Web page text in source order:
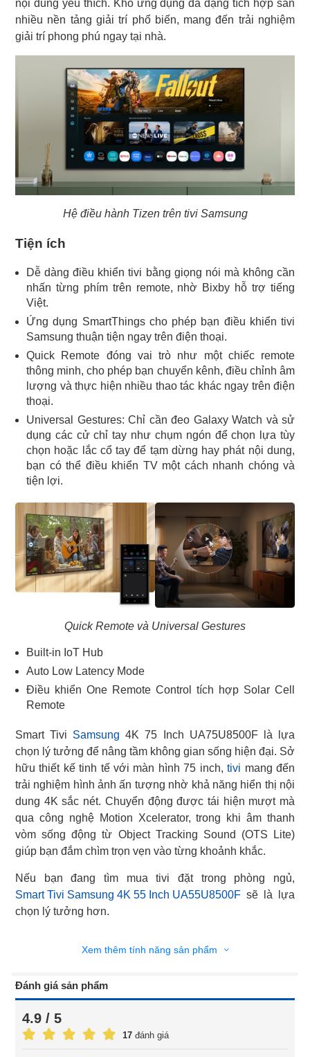
nội dung yêu thích. Kho ứng dụng đa dạng tích hợp sẵn
nhiều nền tảng giải trí phổ biến, mang đến trải nghiệm
giải trí phong phú ngay tại nhà.
Hệ điều hành Tizen trên tivi Samsung
Tiện ích
Dễ dàng điều khiển tivi bằng giọng nói mà không cần
nhấn từng phím trên remote, nhờ Bixby hỗ trợ tiếng
Việt.
Ứng dụng SmartThings cho phép bạn điều khiển tivi
Samsung thuận tiện ngay trên điện thoại.
Quick Remote đóng vai trò như một chiếc remote
thông minh, cho phép bạn chuyển kênh, điều chỉnh âm
lượng và thực hiện nhiều thao tác khác ngay trên điện
thoại.
Universal Gestures: Chỉ cần đeo Galaxy Watch và sử
dụng các cử chỉ tay như chụm ngón để chọn lựa tùy
chọn hoặc lắc cổ tay để tạm dừng hay phát nội dung,
bạn có thể điều khiển TV một cách nhanh chóng và
tiện lợi.
Quick Remote và Universal Gestures
Built-in IoT Hub
Auto Low Latency Mode
Điều khiển One Remote Control tích hợp Solar Cell
Remote
Smart Tivi Samsung 4K 75 Inch UA75U8500F là lựa
chọn lý tưởng để nâng tầm không gian sống hiện đại. Sở
hữu thiết kế tinh tế với màn hình 75 inch, tivi mang đến
trải nghiệm hình ảnh ấn tượng nhờ khả năng hiển thị nội
dung 4K sắc nét. Chuyển động được tái hiện mượt mà
qua công nghệ Motion Xcelerator, trong khi âm thanh
vòm sống động từ Object Tracking Sound (OTS Lite)
giúp bạn đắm chìm trọn vẹn vào từng khoảnh khắc.
Smart Tivi Samsung 4K 55 Inch UA55U8500F sẽ là lựa
chọn lý tưởng hơn.
Xem thêm tính năng sản phẩm
Đánh giá sản phẩm
4.9 / 5
17 đánh giá